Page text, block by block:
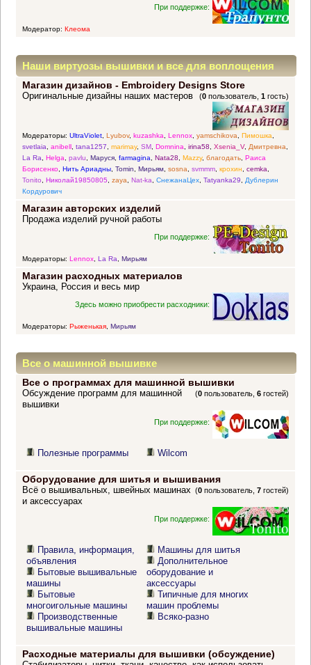
При поддержке:
Модератор: Клеома
Наши виртуозы вышивки и все для воплощения
прекрасных идей
Магазин дизайнов - Embroidery Designs Store
(0 пользователь,1 гость)
Оригинальные дизайны наших мастеров
Модераторы: UltraViolet, Lyubov, kuzashka, Lennox, yamschikova, Пимошка,
svetlaia, anibell, tana1257, marimay, SM, Domnina, irina58, Xsenia_V, Дмитревна,
La Ra, Helga, pavlu, Маруся, farmagina, Nata28, Mazzy, благодать, Раиса
Борисенко, Нить Ариадны, Tomin, Мирьям, sosna, svmmm, крохин, cemka,
Tonito, Николай19850805, zaya, Nat-ka, СнежанаЦех, Tatyanka29, Дублерин
Кордурович
Магазин авторских изделий
Продажа изделий ручной работы
При поддержке:
Модераторы: Lennox, La Ra, Мирьям
Магазин расходных материалов
Украина, Россия и весь мир
Здесь можно приобрести расходники:
Модераторы: Рыженькая, Мирьям
Все о машинной вышивке
Все о программах для машинной вышивки
(0 пользователь,6 гостей)
Обсуждение программ для машинной
вышивки
При поддержке:
Полезные программы Wilcom
Оборудование для шитья и вышивания
(0 пользователь,7 гостей)
Всё о вышивальных, швейных машинах
и аксессуарах
При поддержке:
Правила, информация,
объявления
Бытовые вышивальные
машины
Бытовые
многоигольные машины
Производственные
вышивальные машины
Машины для шитья
Дополнительное
оборудование и
аксессуары
Типичные для многих
машин проблемы
Всяко-разно
Расходные материалы для вышивки (обсуждение)